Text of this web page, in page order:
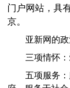
门户网站，具
京。
亚新网的政
三项情怀
五项服务